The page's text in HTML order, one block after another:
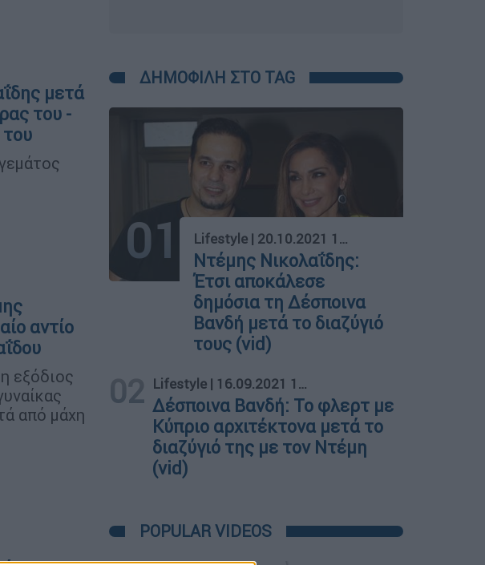
μετά
του -
του
αντίο
εξόδιος
από μάχη
ΔΗΜΟΦΙΛΗ ΣΤΟ TAG
01 Lifestyle | 20.10.2021 16:58
Ντέμης Νικολαΐδης:
Έτσι αποκάλεσε
δημόσια τη Δέσποινα
Βανδή μετά το διαζύγιό
τους (vid)
02 Lifestyle | 16.09.2021 17:08
Δέσποινα Βανδή: Το φλερτ με
Κύπριο αρχιτέκτονα μετά το
διαζύγιό της με τον Ντέμη
(vid)
POPULAR VIDEOS